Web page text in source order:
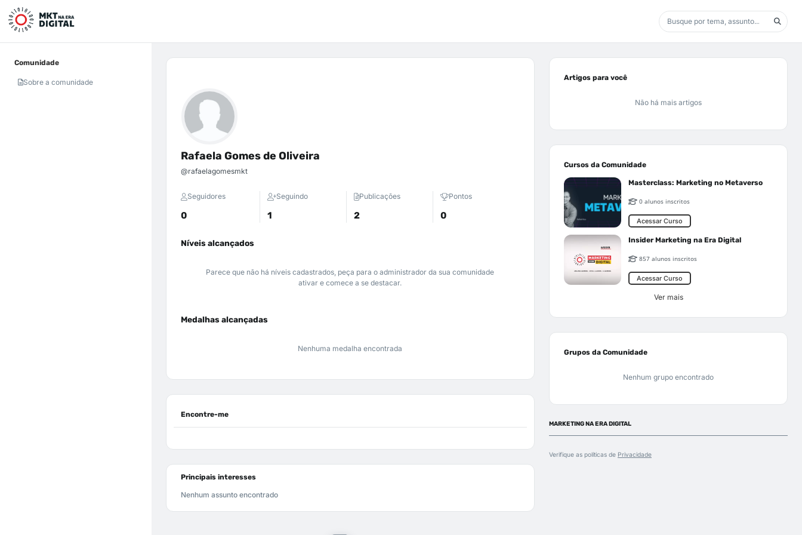
Comunidade
Sobre a comunidade
Rafaela Gomes de Oliveira
@rafaelagomesmkt
Seguidores
0
Seguindo
1
Publicações
2
Pontos
0
Níveis alcançados
Parece que não há níveis cadastrados, peça para o administrador da sua comunidade
ativar e comece a se destacar.
Medalhas alcançadas
Nenhuma medalha encontrada
Encontre-me
Principais interesses
Nenhum assunto encontrado
Artigos para você
Não há mais artigos
Cursos da Comunidade
Masterclass: Marketing no Metaverso
0 alunos inscritos
Acessar Curso
Insider Marketing na Era Digital
857 alunos inscritos
Acessar Curso
Ver mais
Grupos da Comunidade
Nenhum grupo encontrado
MARKETING NA ERA DIGITAL
Verifique as políticas de Privacidade